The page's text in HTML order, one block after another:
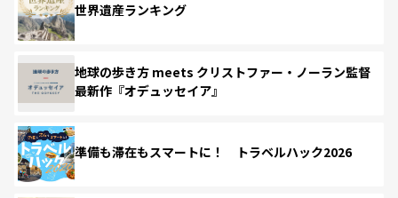
世界遺産ランキング
地球の歩き方 meets クリストファー・ノーラン監督
最新作『オデュッセイア』
準備も滞在もスマートに！ トラベルハック2026